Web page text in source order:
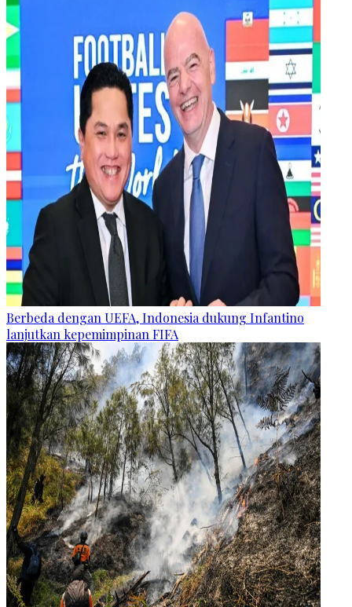
Berbeda dengan UEFA, Indonesia dukung Infantino
lanjutkan kepemimpinan FIFA